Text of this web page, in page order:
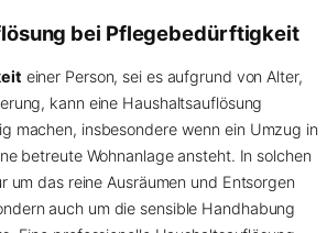
bei Pflegebedürftigkeit
einer Person, sei es aufgrund von Alter,
kann eine Haushaltsauflösung
machen, insbesondere wenn ein Umzug in
betreute Wohnanlage ansteht. In solchen
um das reine Ausräumen und Entsorgen
auch um die sensible Handhabung